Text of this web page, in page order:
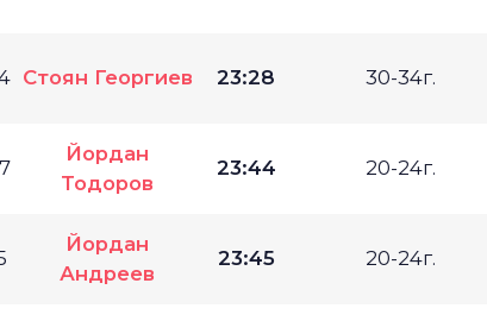
Стоян Георгиев 23:28 30-34г.
Йордан
Тодоров
23:44 20-24г.
Йордан
Андреев
23:45 20-24г.